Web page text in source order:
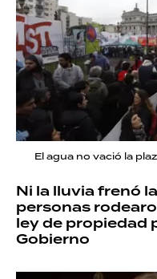
El agua no vació la
Ni la lluvia frenó
personas
ley de propiedad
Gobierno